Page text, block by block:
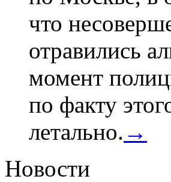
что
отравились
момент
по факту
летально. →
Новости